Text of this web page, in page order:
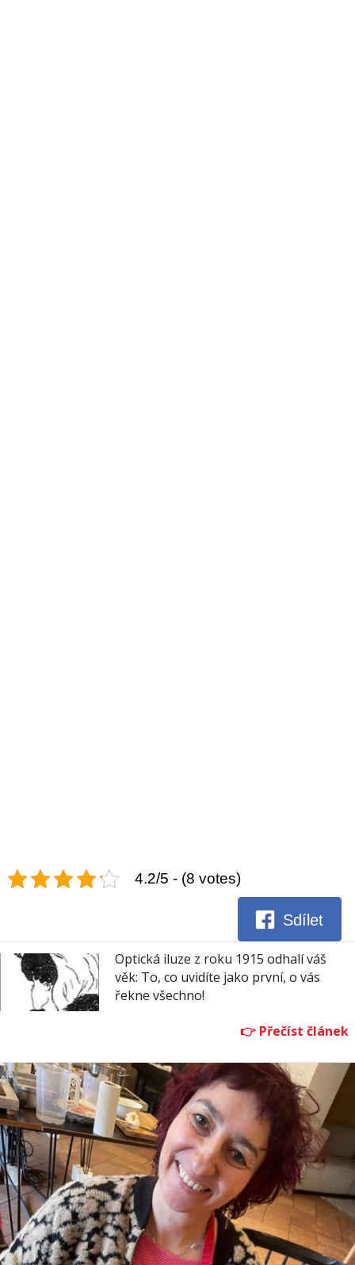
4.2/5 - (8 votes)
Sdílet
Optická iluze z roku 1915 odhalí váš
věk: To, co uvidíte jako první, o vás
řekne všechno!